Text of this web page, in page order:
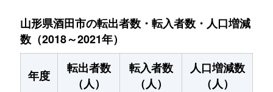
山形県酒田市の転出者数・転入者数・人口増減
数（2018～2021年）
年度
転出者数
（人）
転入者数
（人）
人口増減数
（人）